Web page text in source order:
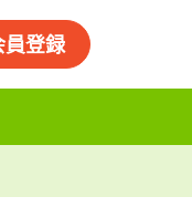
員登録